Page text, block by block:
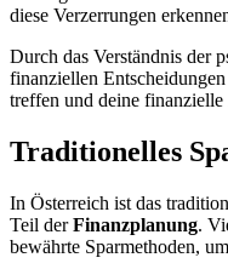
diese Verzerrungen
Durch das Verständnis der
finanziellen
treffen und deine
Traditionelles
In Österreich ist das
Teil derFinanzplanung.
bewährte Sparmethoden,